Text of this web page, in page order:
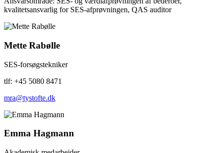
kvalitetsansvarlig for SES-afprøvningen, QAS auditor
Mette Rabølle
SES-forsøgstekniker
tlf: +45 5080 8471
mra@tystofte.dk
Emma Hagmann